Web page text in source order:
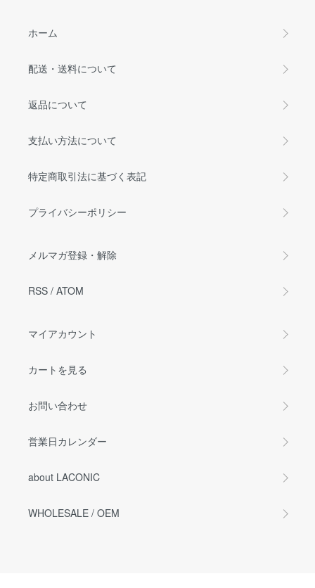
ホーム
配送・送料について
返品について
支払い方法について
特定商取引法に基づく表記
プライバシーポリシー
メルマガ登録・解除
RSS / ATOM
マイアカウント
カートを見る
お問い合わせ
営業日カレンダー
about LACONIC
WHOLESALE / OEM